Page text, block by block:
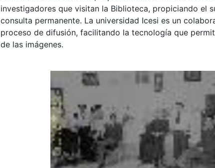
investigadores que visitan la Biblioteca, propiciando el
consulta permanente. La universidad Icesi es un
proceso de difusión, facilitando la tecnología que
de las imágenes.